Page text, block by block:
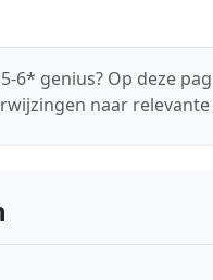
6* genius? Op deze
naar